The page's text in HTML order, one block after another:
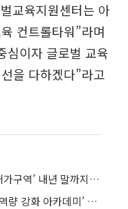
교육지원센터는 아
컨트롤타워”라며
심이자 글로벌 교육
을 다하겠다”라고
서울시, 강남 3구·용산구 ‘토지거래허가구역’ 내년 말까지 연장
용산구, 사회적경제기업 대상 ‘ESG 역량 강화 아카데미’ 개최